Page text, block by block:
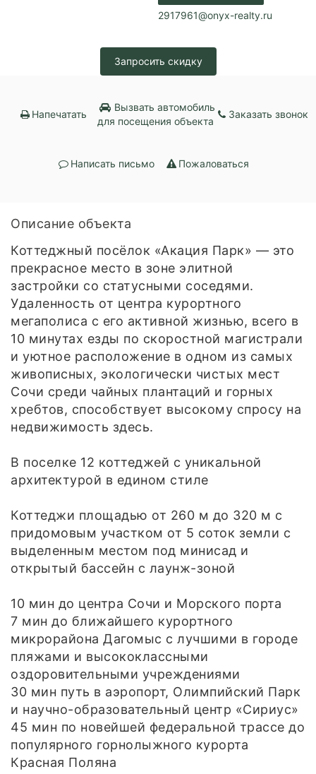
2917961@onyx-realty.ru
Запросить скидку
Напечатать
Вызвать автомобиль
для посещения объекта
Заказать звонок
Написать письмо Пожаловаться
Описание объекта
Коттеджный посёлок «Акация Парк» — это
прекрасное место в зоне элитной
застройки со статусными соседями.
Удаленность от центра курортного
мегаполиса с его активной жизнью, всего в
10 минутах езды по скоростной магистрали
и уютное расположение в одном из самых
живописных, экологически чистых мест
Сочи среди чайных плантаций и горных
хребтов, способствует высокому спросу на
недвижимость здесь.
В поселке 12 коттеджей с уникальной
архитектурой в едином стиле
Коттеджи площадью от 260 м до 320 м с
придомовым участком от 5 соток земли с
выделенным местом под минисад и
открытый бассейн с лаунж-зоной
10 мин до центра Сочи и Морского порта
7 мин до ближайшего курортного
микрорайона Дагомыс с лучшими в городе
пляжами и высококлассными
оздоровительными учреждениями
30 мин путь в аэропорт, Олимпийский Парк
и научно-образовательный центр «Сириус»
45 мин по новейшей федеральной трассе до
популярного горнолыжного курорта
Красная Поляна